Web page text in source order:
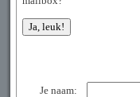
Je naam: